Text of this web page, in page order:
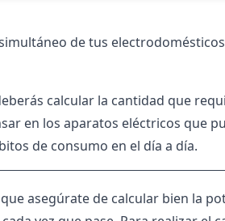
de tus
calcular la cantidad que
en los aparatos eléctricos que
de consumo en el día a día.
asegúrate de calcular bien la